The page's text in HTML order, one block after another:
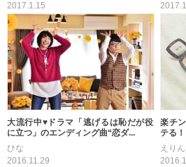
2017.1.15
大流行中♥ドラマ「逃げるは恥だが役
に立つ」のエンディング曲“恋ダ...
ひな
2016.11.29
楽チ
テる！
えり